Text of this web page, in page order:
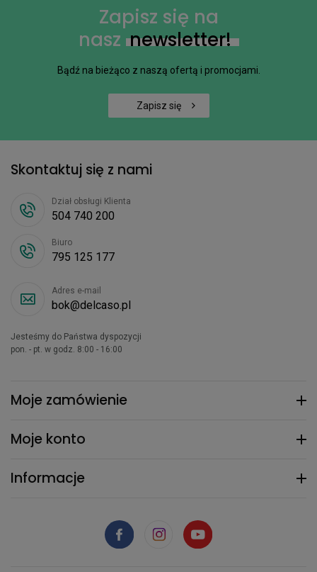
Zapisz się na
nasz newsletter!
Bądź na bieżąco z naszą ofertą i promocjami.
Zapisz się
Moje zamówienie
Moje konto
Informacje
Skontaktuj się z nami
Dział obsługi Klienta
504 740 200
Biuro
795 125 177
Adres e-mail
bok@delcaso.pl
Jesteśmy do Państwa dyspozycji
pon. - pt. w godz. 8:00 - 16:00